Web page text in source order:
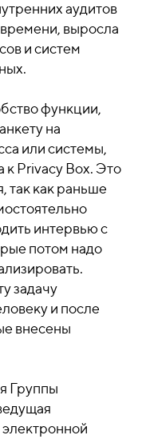
аудитов
выросла
и систем
функции,
на
или системы,
к Privacy Box. Это
так как раньше
интервью с
потом надо
задачу
и после
внесены
Группы